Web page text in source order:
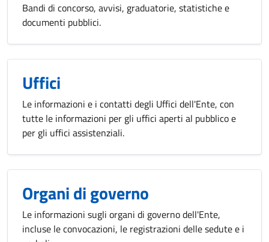
Bandi di concorso, avvisi, graduatorie, statistiche e
documenti pubblici.
Uffici
Le informazioni e i contatti degli Uffici dell'Ente, con
tutte le informazioni per gli uffici aperti al pubblico e
per gli uffici assistenziali.
Organi di governo
Le informazioni sugli organi di governo dell'Ente,
incluse le convocazioni, le registrazioni delle sedute e i